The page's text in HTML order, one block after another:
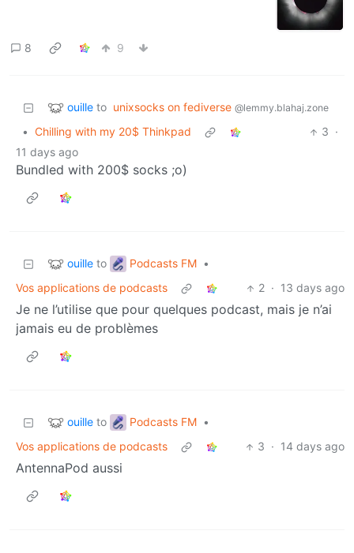
8 9
ouille to unixsocks on fediverse @lemmy.blahaj.zone
• Chilling with my 20$ Thinkpad 3 ·
11 days ago
Bundled with 200$ socks ;o)
ouille to Podcasts FM •
Vos applications de podcasts
2 · 13 days ago
Je ne l’utilise que pour quelques podcast, mais je n’ai
jamais eu de problèmes
ouille to Podcasts FM •
Vos applications de podcasts
3 · 14 days ago
AntennaPod aussi